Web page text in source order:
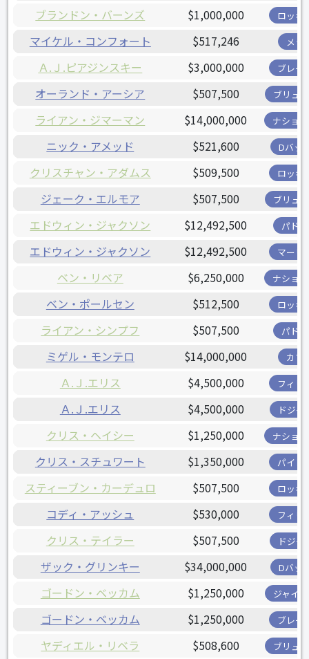
ブランドン・バーンズ $1,000,000 ロッキ
マイケル・コンフォート $517,246 メッ
Ａ.Ｊ.ピアジンスキー $3,000,000 ブレー
オーランド・アーシア $507,500 ブリュ
ライアン・ジマーマン $14,000,000 ナショ
ニック・アメッド $521,600 Dバッ
クリスチャン・アダムス $509,500 ロッキ
ジェーク・エルモア $507,500 ブリュ
エドウィン・ジャクソン $12,492,500 パド
エドウィン・ジャクソン $12,492,500 マーリ
ベン・リベア $6,250,000 ナショ
ベン・ポールセン $512,500 ロッキ
ライアン・シンプフ $507,500 パド
ミゲル・モンテロ $14,000,000 カブ
Ａ.Ｊ.エリス $4,500,000 フィリ
Ａ.Ｊ.エリス $4,500,000 ドジャ
クリス・ヘイシー $1,250,000 ナショ
クリス・スチュワート $1,350,000 パイレ
スティーブン・カーデュロ $507,500 ロッキ
コディ・アッシュ $530,000 フィリ
クリス・テイラー $507,500 ドジャ
ザック・グリンキー $34,000,000 Dバッ
ゴードン・ベッカム $1,250,000 ジャイ
ゴードン・ベッカム $1,250,000 ブレー
ヤディエル・リベラ $508,600 ブリュ